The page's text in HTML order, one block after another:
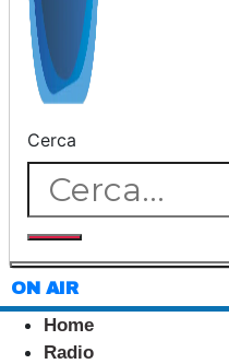
Cerca
ON AIR
Home
Radio